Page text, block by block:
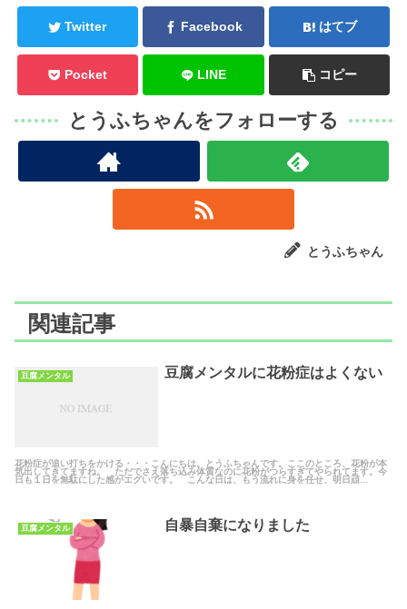
Twitter Facebook はてブ
Pocket LINE コピー
とうふちゃんをフォローする
とうふちゃん
関連記事
豆腐メンタル 豆腐メンタルに花粉症はよくない
花粉症が追い打ちをかける・・・こんにちは。とうふちゃんです。ここのところ、花粉が本
気出してきてますね。 ただでさえ落ち込み体質なのに花粉がつらすぎてやられてます。今
日も１日を無駄にした感がエグいです。 こんな日は、もう流れに身を任せ、明日頑...
豆腐メンタル 自暴自棄になりました